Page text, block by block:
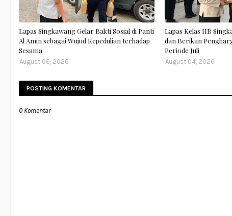
Lapas Singkawang Gelar Bakti Sosial di Panti
Al Amin sebagai Wujud Kepedulian terhadap
Sesama
August 06, 2026
Lapas Kelas IIB
dan Berikan
Periode Juli
August 04, 2026
POSTING KOMENTAR
0 Komentar